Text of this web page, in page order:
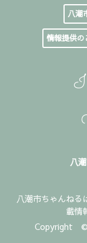
八潮
情報提供の
八
八潮市ちゃんねる
載情
Copyright ©